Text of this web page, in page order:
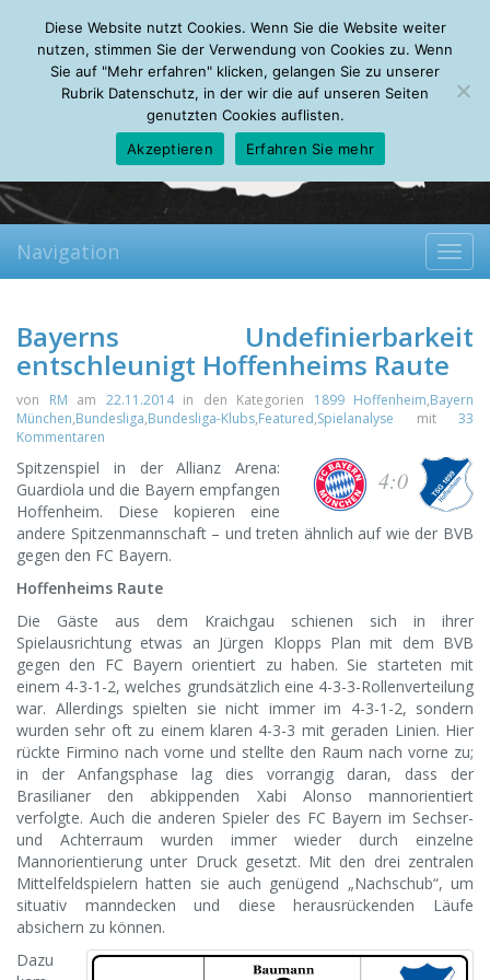
Thursday, 06.08.2026
Mein Account
About Autoren Leseempfehlungen FAQ
Navigation
Bayerns Undefinierbarkeit
entschleunigt Hoffenheims Raute
von RM am 22.11.2014in den Kategorien 1899 Hoffenheim,Bayern
München,Bundesliga,Bundesliga-Klubs,Featured,Spielanalyse mit 33
Kommentaren
4:0
Spitzenspiel in der Allianz Arena:
Guardiola und die Bayern empfangen
Hoffenheim. Diese kopieren eine
andere Spitzenmannschaft – und treten ähnlich auf wie der BVB
gegen den FC Bayern.
Hoffenheims Raute
Die Gäste aus dem Kraichgau schienen sich in ihrer
Spielausrichtung etwas an Jürgen Klopps Plan mit dem BVB
gegen den FC Bayern orientiert zu haben. Sie starteten mit
einem 4-3-1-2, welches grundsätzlich eine 4-3-3-Rollenverteilung
war. Allerdings spielten sie nicht immer im 4-3-1-2, sondern
wurden sehr oft zu einem klaren 4-3-3 mit geraden Linien. Hier
rückte Firmino nach vorne und stellte den Raum nach vorne zu;
in der Anfangsphase lag dies vorrangig daran, dass der
Brasilianer den abkippenden Xabi Alonso mannorientiert
verfolgte. Auch die anderen Spieler des FC Bayern im Sechser-
und Achterraum wurden immer wieder durch einzelne
Mannorientierung unter Druck gesetzt. Mit den drei zentralen
Mittelfeldspielern hatten sie auch genügend „Nachschub“, um
situativ manndecken und diese herausrückenden Läufe
absichern zu können.
Dazu
Diese Website nutzt Cookies. Wenn Sie die Website weiter
nutzen, stimmen Sie der Verwendung von Cookies zu. Wenn
Sie auf "Mehr erfahren" klicken, gelangen Sie zu unserer
Rubrik Datenschutz, in der wir die auf unseren Seiten
genutzten Cookies auflisten.
Akzeptieren
Erfahren Sie mehr